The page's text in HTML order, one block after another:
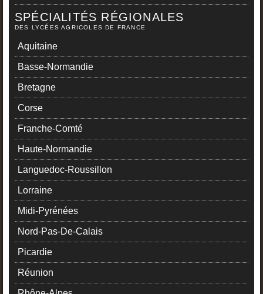
SPÉCIALITÉS RÉGIONALES
DES LYCÉES AGRICOLES DE FRANCE
Aquitaine
Basse-Normandie
Bretagne
Corse
Franche-Comté
Haute-Normandie
Languedoc-Roussillon
Lorraine
Midi-Pyrénées
Nord-Pas-De-Calais
Picardie
Réunion